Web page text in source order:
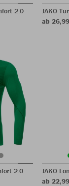
2.0
JAKO
ab
2.0
JAKO
ab